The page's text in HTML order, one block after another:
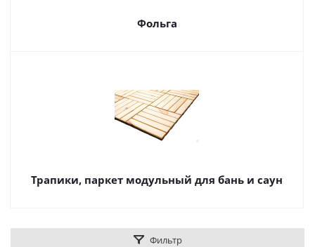
Фольга
Трапики, паркет модульный для бань и саун
Фильтр